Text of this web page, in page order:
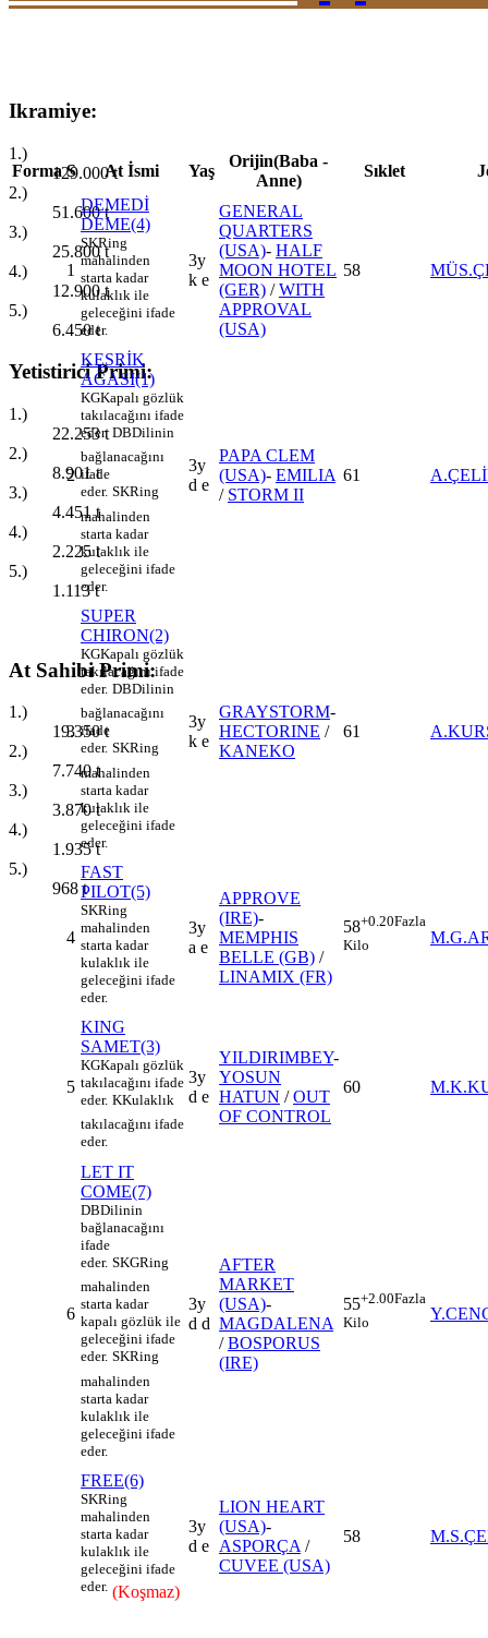
Ikramiye:
1.)
129.000t
2.)
51.600t
3.)
25.800t
4.)
12.900t
5.)
6.450t
Yetistirici Primi:
1.)
22.253t
2.)
8.901t
3.)
4.451t
4.)
2.225t
5.)
1.113t
At Sahibi Primi:
1.)
19.350t
2.)
7.740t
3.)
3.870t
4.)
1.935t
5.)
968t
Forma S At İsmi Yaş
Orijin(Baba -
Anne)
Sıklet
1
DEMEDİ
DEME(4)
SKRing
mahalinden
starta kadar
kulaklık ile
geleceğini ifade
eder.
3y
k e
GENERAL
QUARTERS
(USA)- HALF
MOON HOTEL
(GER) /WITH
APPROVAL
(USA)
58
2
KESRİK
AĞASI(1)
KGKapalı gözlük
takılacağını ifade
eder. DBDilinin
bağlanacağını
ifade
eder. SKRing
mahalinden
starta kadar
kulaklık ile
geleceğini ifade
eder.
3y
d e
PAPA CLEM
(USA)- EMILIA
/ STORM II
61
3
SUPER
CHIRON(2)
KGKapalı gözlük
takılacağını ifade
eder. DBDilinin
bağlanacağını
ifade
eder. SKRing
mahalinden
starta kadar
kulaklık ile
geleceğini ifade
eder.
3y
k e
GRAYSTORM-
HECTORINE /
KANEKO
61
4
FAST
PILOT(5)
SKRing
mahalinden
starta kadar
kulaklık ile
geleceğini ifade
eder.
3y
a e
APPROVE
(IRE)-
MEMPHIS
BELLE (GB) /
LINAMIX (FR)
58+0.20Fazla
Kilo
5
KING
SAMET(3)
KGKapalı gözlük
takılacağını ifade
eder. KKulaklık
takılacağını ifade
eder.
3y
d e
YILDIRIMBEY-
YOSUN
HATUN /OUT
OF CONTROL
60
6
LET IT
COME(7)
DBDilinin
bağlanacağını
ifade
eder. SKGRing
mahalinden
starta kadar
kapalı gözlük ile
geleceğini ifade
eder. SKRing
mahalinden
starta kadar
kulaklık ile
geleceğini ifade
eder.
3y
d d
AFTER
MARKET
(USA)-
MAGDALENA
/BOSPORUS
(IRE)
55+2.00Fazla
Kilo
FREE(6)
SKRing
mahalinden
starta kadar
kulaklık ile
geleceğini ifade
eder. (Koşmaz)
3y
d e
LION HEART
(USA)-
ASPORÇA /
CUVEE (USA)
58